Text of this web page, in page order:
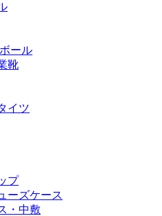
ール
靴
イツ
プ
ーズケース
・中敷